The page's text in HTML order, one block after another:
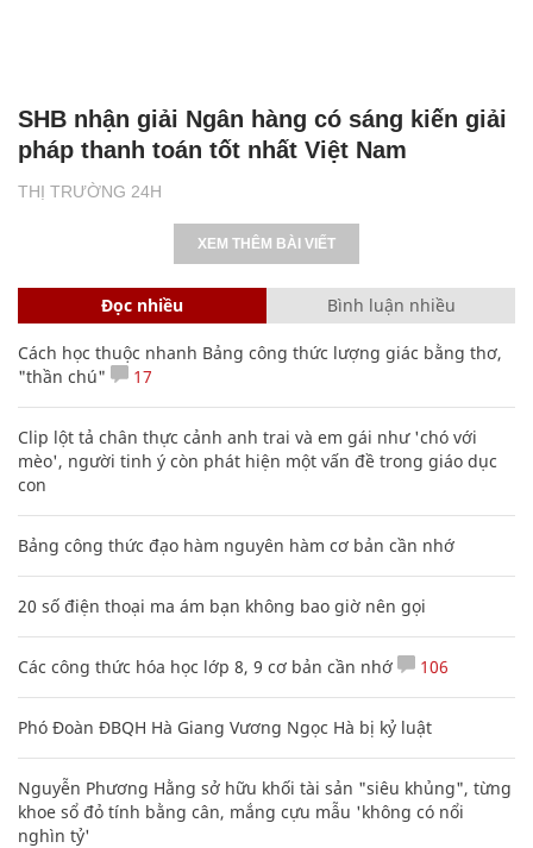
THỊ TRƯỜNG 24H
SHB nhận giải Ngân hàng có sáng kiến giải
pháp thanh toán tốt nhất Việt Nam
XEM THÊM BÀI VIẾT
Đọc nhiều Bình luận nhiều
Cách học thuộc nhanh Bảng công thức lượng giác bằng thơ,
"thần chú"
17
Clip lột tả chân thực cảnh anh trai và em gái như 'chó với
mèo', người tinh ý còn phát hiện một vấn đề trong giáo dục
con
Bảng công thức đạo hàm nguyên hàm cơ bản cần nhớ
20 số điện thoại ma ám bạn không bao giờ nên gọi
Các công thức hóa học lớp 8, 9 cơ bản cần nhớ 106
Phó Đoàn ĐBQH Hà Giang Vương Ngọc Hà bị kỷ luật
Nguyễn Phương Hằng sở hữu khối tài sản "siêu khủng", từng
khoe sổ đỏ tính bằng cân, mắng cựu mẫu 'không có nổi
nghìn tỷ'